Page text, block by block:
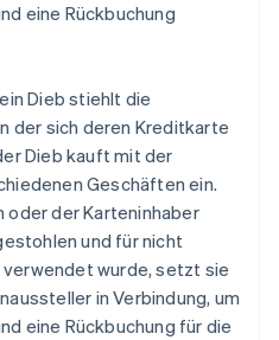
eine Rückbuchung
Dieb stiehlt die
der sich deren Kreditkarte
Dieb kauft mit der
Geschäften ein.
oder der Karteninhaber
und für nicht
wurde, setzt sie
in Verbindung, um
eine Rückbuchung für die